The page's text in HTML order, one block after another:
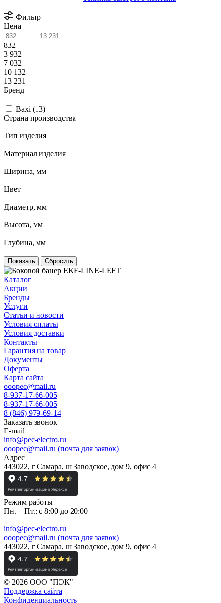
Фильтр
Цена
832
3 932
7 032
10 132
13 231
Бренд
Baxi (13)
Страна производства
Тип изделия
Материал изделия
Ширина, мм
Цвет
Диаметр, мм
Высота, мм
Глубина, мм
Сбросить
Каталог
Акции
Бренды
Услуги
Статьи и новости
Условия оплаты
Условия доставки
Контакты
Гарантия на товар
Документы
Оферта
Карта сайта
ooopec@mail.ru
8-937-17-66-005
8-937-17-66-005
8 (846) 979-69-14
Заказать звонок
E-mail
info@pec-electro.ru
ooopec@mail.ru (почта для заявок)
Адрес
443022, г Самара, ш Заводское, дом 9, офис 4
Режим работы
Пн. – Пт.: с 8:00 до 20:00
info@pec-electro.ru
ooopec@mail.ru (почта для заявок)
443022, г Самара, ш Заводское, дом 9, офис 4
© 2026 ООО "ПЭК"
Поддержка сайта
Конфиденциальность